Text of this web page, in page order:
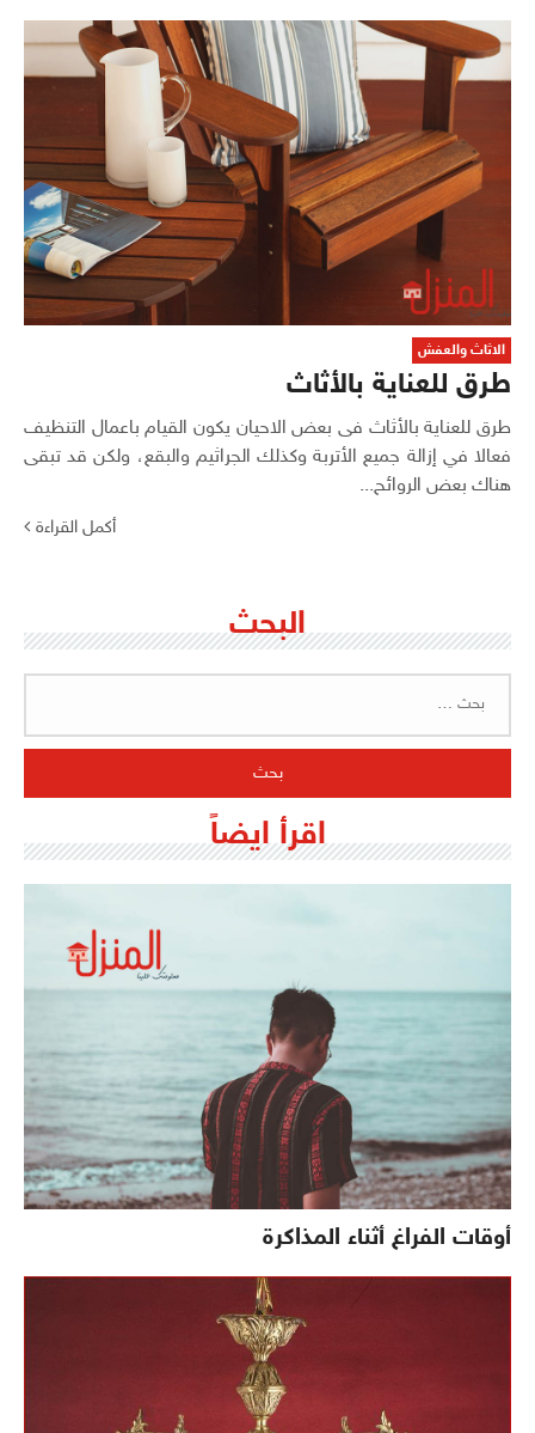
الاثاث والعفش
طرق للعناية بالأثاث
طرق للعناية بالأثاث فى بعض الاحيان يكون القيام باعمال التنظيف
فعالا في إزالة جميع الأتربة وكذلك الجراثيم والبقع، ولكن قد تبقى
هناك بعض الروائح...
أكمل القراءة
البحث
اقرأ ايضاً
أوقات الفراغ أثناء المذاكرة